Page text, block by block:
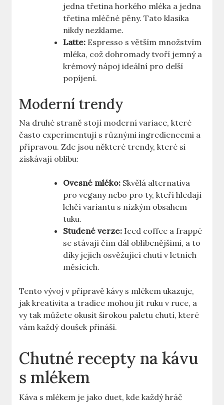
jedna třetina horkého mléka a jedna
třetina mléčné pěny. Tato klasika
nikdy nezklame.
Latte: Espresso s větším množstvím
mléka, což dohromady tvoří jemný a
krémový nápoj ideální pro delší
popíjení.
Moderní trendy
Na druhé straně stojí moderní variace, které
často experimentují s různými ingrediencemi a
přípravou. Zde jsou některé trendy, které si
získávají oblibu:
Ovesné mléko: Skvělá alternativa
pro vegany nebo pro ty, kteří hledají
lehčí variantu s nízkým obsahem
tuku.
Studené verze: Iced coffee a frappé
se stávají čím dál oblíbenějšími, a to
díky jejich osvěžující chuti v letních
měsících.
Tento vývoj v přípravě kávy s mlékem ukazuje,
jak kreativita a tradice mohou jít ruku v ruce, a
vy tak můžete okusit širokou paletu chutí, které
vám každý doušek přináší.
Chutné recepty na kávu
s mlékem
Káva s mlékem je jako duet, kde každý hráč